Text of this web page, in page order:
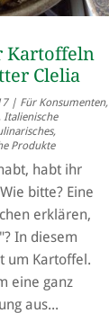
Kartoffeln
Clelia
| Für Konsumenten,
Italienische
,
Produkte
habt ihr
bitte? Eine
erklären,
In diesem
um Kartoffel.
eine ganz
aus...